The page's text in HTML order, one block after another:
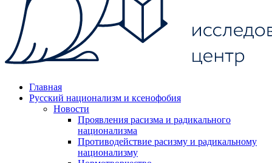
Главная
Русский национализм и ксенофобия
Новости
Проявления расизма и радикального
национализма
Противодействие расизму и радикальному
национализму